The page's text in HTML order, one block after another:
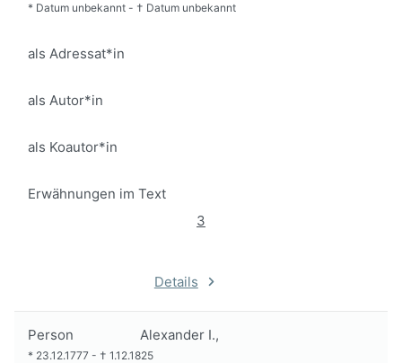
* Datum unbekannt - † Datum unbekannt
als Adressat*in
als Autor*in
als Koautor*in
Erwähnungen im Text
3
Details
Person Alexander I.,
* 23.12.1777 - † 1.12.1825